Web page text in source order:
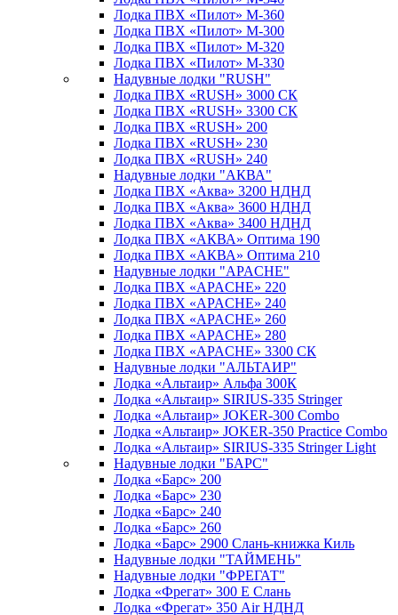
Лодка ПВХ «Пилот» М-360
Лодка ПВХ «Пилот» М-300
Лодка ПВХ «Пилот» М-320
Лодка ПВХ «Пилот» М-330
Надувные лодки "RUSH"
Лодка ПВХ «RUSH» 3000 СК
Лодка ПВХ «RUSH» 3300 СК
Лодка ПВХ «RUSH» 200
Лодка ПВХ «RUSH» 230
Лодка ПВХ «RUSH» 240
Надувные лодки "АКВА"
Лодка ПВХ «Аква» 3200 НДНД
Лодка ПВХ «Аква» 3600 НДНД
Лодка ПВХ «Аква» 3400 НДНД
Лодка ПВХ «АКВА» Оптима 190
Лодка ПВХ «АКВА» Оптима 210
Надувные лодки "APACHE"
Лодка ПВХ «APACHE» 220
Лодка ПВХ «APACHE» 240
Лодка ПВХ «APACHE» 260
Лодка ПВХ «APACHE» 280
Лодка ПВХ «APACHE» 3300 СК
Надувные лодки "АЛЬТАИР"
Лодка «Альтаир» Альфа 300К
Лодка «Альтаир» SIRIUS-335 Stringer
Лодка «Альтаир» JOKER-300 Combo
Лодка «Альтаир» JOKER-350 Practice Combo
Лодка «Альтаир» SIRIUS-335 Stringer Light
Надувные лодки "БАРС"
Лодка «Барс» 200
Лодка «Барс» 230
Лодка «Барс» 240
Лодка «Барс» 260
Лодка «Барс» 2900 Слань-книжка Киль
Надувные лодки "ТАЙМЕНЬ"
Надувные лодки "ФРЕГАТ"
Лодка «Фрегат» 300 Е Слань
Лодка «Фрегат» 350 Air НДНД